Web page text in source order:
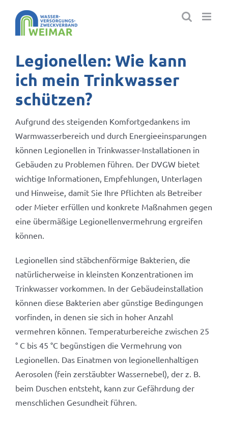
Inhalt
springen
Legionellen: Wie kann
ich mein Trinkwasser
schützen?
Aufgrund des steigenden Komfortgedankens im
Warmwasserbereich und durch Energieeinsparungen
können Legionellen in Trinkwasser-Installationen in
Gebäuden zu Problemen führen. Der DVGW bietet
wichtige Informationen, Empfehlungen, Unterlagen
und Hinweise, damit Sie Ihre Pflichten als Betreiber
oder Mieter erfüllen und konkrete Maßnahmen gegen
eine übermäßige Legionellenvermehrung ergreifen
können.
Legionellen sind stäbchenförmige Bakterien, die
natürlicherweise in kleinsten Konzentrationen im
Trinkwasser vorkommen. In der Gebäudeinstallation
können diese Bakterien aber günstige Bedingungen
vorfinden, in denen sie sich in hoher Anzahl
vermehren können. Temperaturbereiche zwischen 25
° C bis 45 °C begünstigen die Vermehrung von
Legionellen. Das Einatmen von legionellenhaltigen
Aerosolen (fein zerstäubter Wassernebel), der z. B.
beim Duschen entsteht, kann zur Gefährdung der
menschlichen Gesundheit führen.